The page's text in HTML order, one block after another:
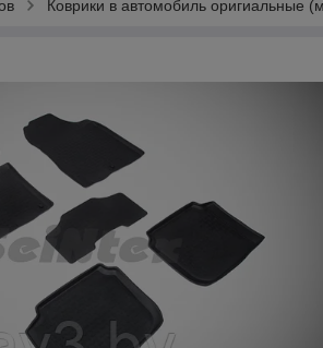
Коврики в автомобиль оригиальные